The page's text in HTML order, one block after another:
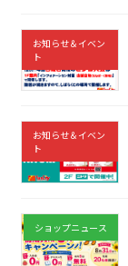
お知らせ＆イベン
ト
お知らせ＆イベン
ト
ショップニュース